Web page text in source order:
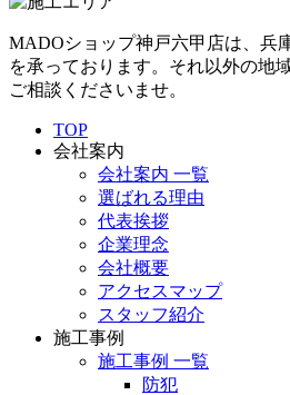
MADOショップ神戸六甲店は、兵
を承っております。それ以外の地
ご相談くださいませ。
TOP
会社案内
会社案内 一覧
選ばれる理由
代表挨拶
企業理念
会社概要
アクセスマップ
スタッフ紹介
施工事例
施工事例 一覧
防犯